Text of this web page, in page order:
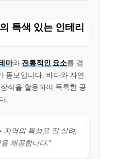
특색 있는 인테리
마와 전통적인 요소를 결
돋보입니다. 바다와 자연
식을 활용하여 독특한 공
.
지역의 특성을 잘 살려,
제공합니다.”